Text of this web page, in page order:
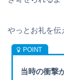
やっとお礼を伝
当時の衝撃